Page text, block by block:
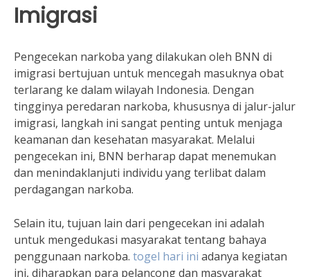
Imigrasi
Pengecekan narkoba yang dilakukan oleh BNN di
imigrasi bertujuan untuk mencegah masuknya obat
terlarang ke dalam wilayah Indonesia. Dengan
tingginya peredaran narkoba, khususnya di jalur-jalur
imigrasi, langkah ini sangat penting untuk menjaga
keamanan dan kesehatan masyarakat. Melalui
pengecekan ini, BNN berharap dapat menemukan
dan menindaklanjuti individu yang terlibat dalam
perdagangan narkoba.
Selain itu, tujuan lain dari pengecekan ini adalah
untuk mengedukasi masyarakat tentang bahaya
penggunaan narkoba. togel hari ini adanya kegiatan
ini, diharapkan para pelancong dan masyarakat